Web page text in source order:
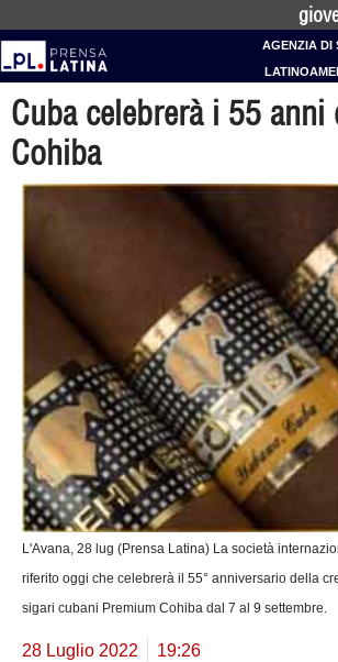
AGENZIA DI
Cuba celebrerà i 55 anni
Cohiba
L'Avana, 28 lug (Prensa Latina) La società
riferito oggi che celebrerà il 55° anniversario della
sigari cubani Premium Cohiba dal 7 al 9 settembre.
28 Luglio 2022 19:26